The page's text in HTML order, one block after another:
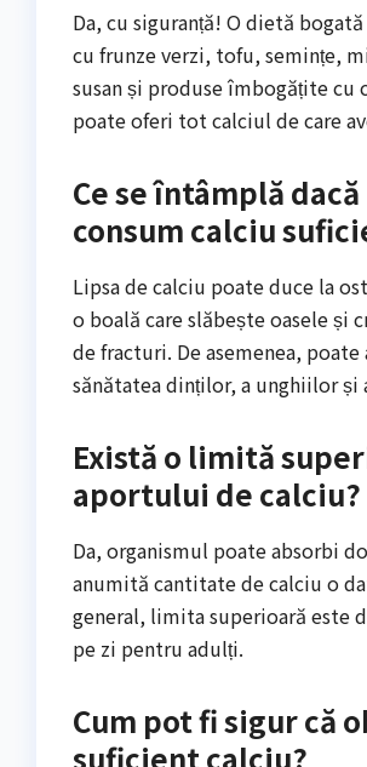
Da, cu siguranță! O dietă
cu frunze verzi, tofu, semințe,
susan și produse îmbogățite cu
poate oferi tot calciul de care
Ce se întâmplă dacă
consum calciu
Lipsa de calciu poate duce la
o boală care slăbește oasele și
de fracturi. De asemenea, poate
sănătatea dinților, a unghiilor și
Există o limită
aportului de calciu?
Da, organismul poate absorbi
anumită cantitate de calciu o
general, limita superioară este
pe zi pentru adulți.
Cum pot fi sigur că
suficient calciu?